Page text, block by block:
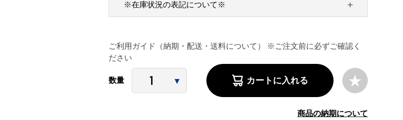
ご利用ガイド（納期・配送・送料について） ※ご注文前に必ずご確認く
ださい
※在庫状況の表記について※
数量 カートに入れる
商品の納期について